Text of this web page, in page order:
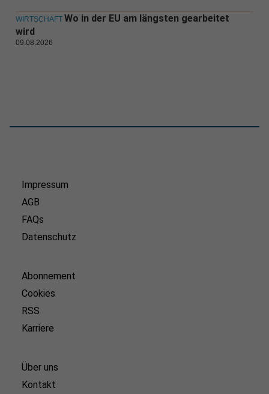
WIRTSCHAFT Wo in der EU am längsten gearbeitet
wird
09.08.2026
Impressum
AGB
FAQs
Datenschutz
Abonnement
Cookies
RSS
Karriere
Über uns
Kontakt